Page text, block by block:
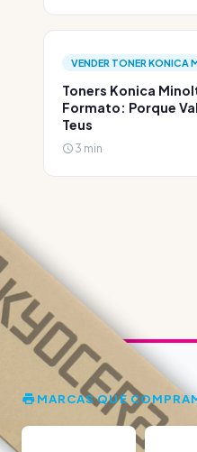
VENDER TONER
Toners Konica
Formato: Porque
Teus
3 min
MARCAS QUE